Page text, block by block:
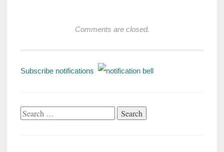
Comments are closed.
Subscribe notifications
Search